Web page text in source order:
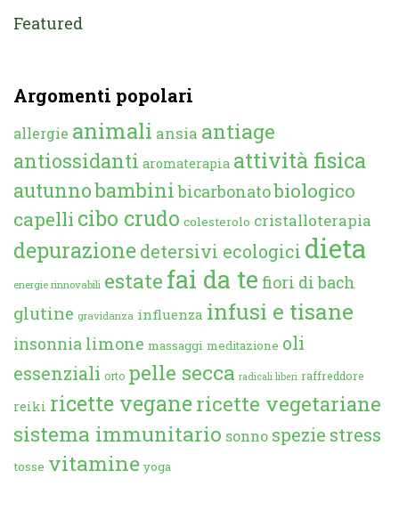
Featured
Argomenti popolari
allergie animali ansia antiage
antiossidanti aromaterapia attività fisica
autunnobambini bicarbonatobiologico
capelli cibo crudo colesterolo cristalloterapia
depurazione detersivi ecologici dieta
energie rinnovabili estate fai da te fiori di bach
glutine gravidanza influenza infusi e tisane
insonnia limone massaggi meditazione oli
essenziali orto pelle secca radicali liberi raffreddore
reiki ricette veganericette vegetariane
sistema immunitario sonno spezie stress
tosse vitamine yoga